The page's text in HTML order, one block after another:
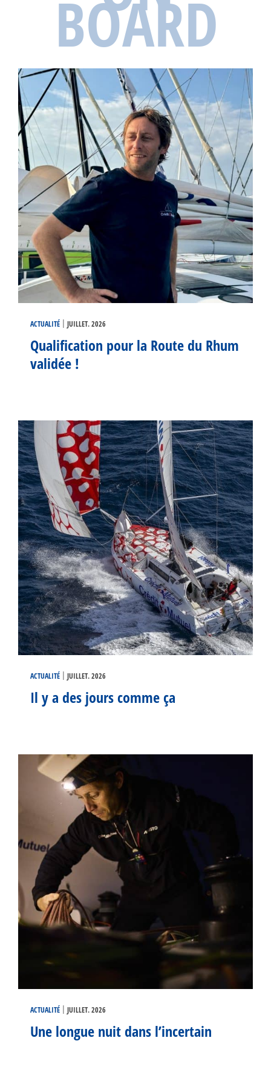
BOARD
ACTUALITÉ | JUILLET. 2026
Qualification pour la Route du Rhum
validée !
ACTUALITÉ | JUILLET. 2026
Il y a des jours comme ça
ACTUALITÉ | JUILLET. 2026
Une longue nuit dans l’incertain